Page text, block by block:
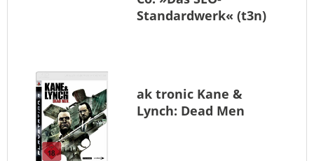
Standardwerk« (t3n)
ak tronic Kane &
Lynch: Dead Men